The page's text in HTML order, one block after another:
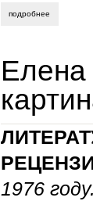
подробнее
1976